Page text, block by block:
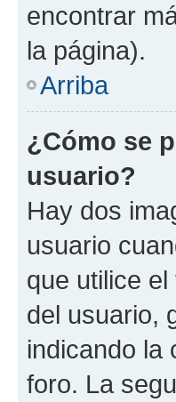
encontrar
la página).
Arriba
¿Cómo se
usuario?
Hay dos
usuario
que utilice
del usuario,
indicando la
foro. La